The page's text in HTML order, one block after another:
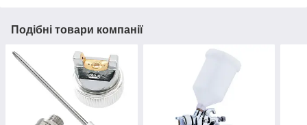
Подібні товари компанії